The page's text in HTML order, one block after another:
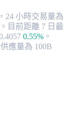
24 小時交易量為
。 目前距離 7 日最
0.55% 。
應量為 100B